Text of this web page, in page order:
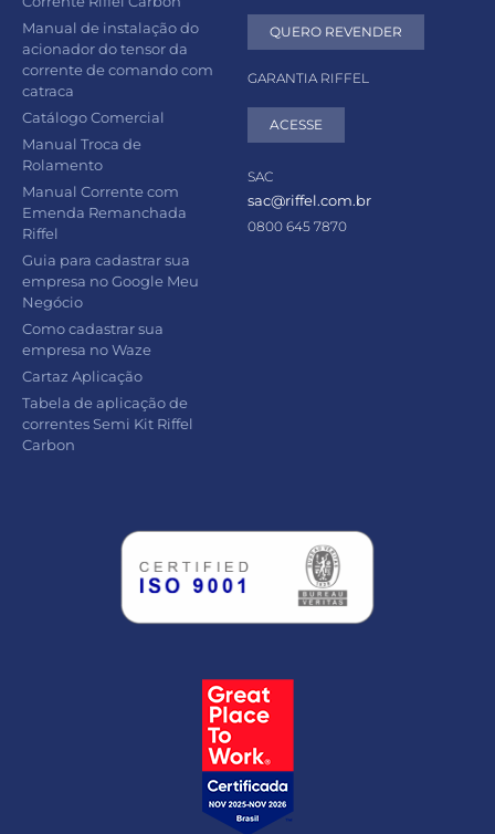
Manual de instalação do
acionador do tensor da
corrente de comando com
catraca
Catálogo Comercial
Manual Troca de
Rolamento
Manual Corrente com
Emenda Remanchada
Riffel
Guia para cadastrar sua
empresa no Google Meu
Negócio
Como cadastrar sua
empresa no Waze
Cartaz Aplicação
Tabela de aplicação de
correntes Semi Kit Riffel
Carbon
QUERO REVENDER
GARANTIA RIFFEL
ACESSE
SAC
sac@riffel.com.br
0800 645 7870